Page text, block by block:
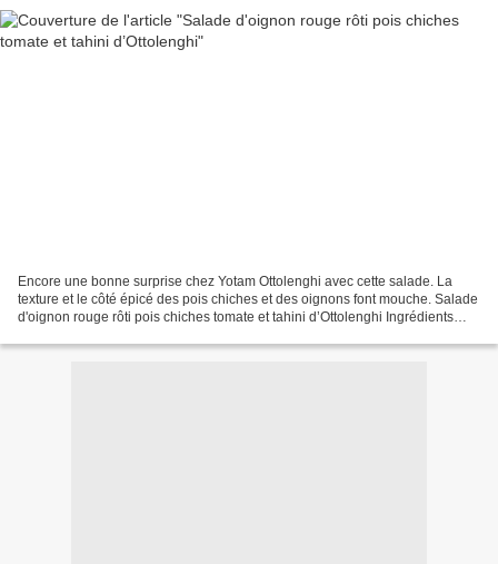
Encore une bonne surprise chez Yotam Ottolenghi avec cette salade. La
texture et le côté épicé des pois chiches et des oignons font mouche. Salade
d'oignon rouge rôti pois chiches tomate et tahini d’Ottolenghi Ingrédients